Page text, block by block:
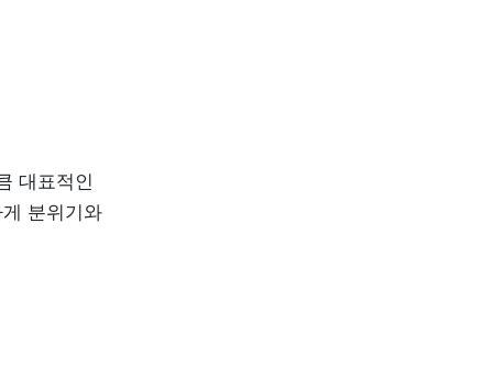
대표적인
분위기와